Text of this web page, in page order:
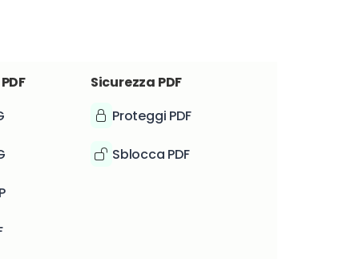
Sicurezza PDF
Proteggi PDF
Sblocca PDF